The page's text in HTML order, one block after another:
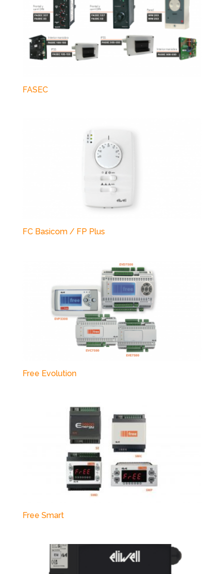
FASEC
FC Basicom / FP Plus
Free Evolution
Free Smart